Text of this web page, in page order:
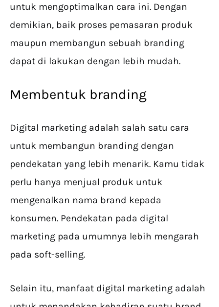
untuk mengoptimalkan cara ini. Dengan
demikian, baik proses pemasaran produk
maupun membangun sebuah branding
dapat di lakukan dengan lebih mudah.
Membentuk branding
Digital marketing adalah salah satu cara
untuk membangun branding dengan
pendekatan yang lebih menarik. Kamu tidak
perlu hanya menjual produk untuk
mengenalkan nama brand kepada
konsumen. Pendekatan pada digital
marketing pada umumnya lebih mengarah
pada soft-selling.
Selain itu, manfaat digital marketing adalah